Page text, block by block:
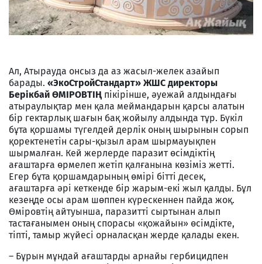
Ал, Атырауда онсыз да аз жасыл-желек азайып
барады. «ЭкоСтройСтандарт» ЖШС директоры
Берікбай ӨМІРОВТІҢ пікірінше, әуежай алдындағы
атыраулықтар мен қала меймандарын қарсы алатын
бір гектарлық шағын бақ жойылу алдында тұр. Бүкіл
бұта қоршамы түгелдей дерлік оның шырынын сорып
қоректенетін сары-қызыл арам шырмауықпен
шырмалған. Кей жерлерде паразит өсімдіктің
ағаштарға өрмелеп жетіп қалғанына көзіміз жетті.
Егер бұта қоршамдарының өмірі бітті десек,
ағаштарға әрі кеткенде бір жарым-екі жыл қалды. Бұл
кезеңде осы арам шөппен күрескеннен пайда жоқ.
Өміровтің айтуынша, паразитті сыртынан алып
тастағанымен оның спорасы «қожайын» өсімдікте,
тіпті, тамыр жүйесі орналасқан жерде қалады екен.
– Бұрын мұндай ағаштарды арнайы гербицидпен